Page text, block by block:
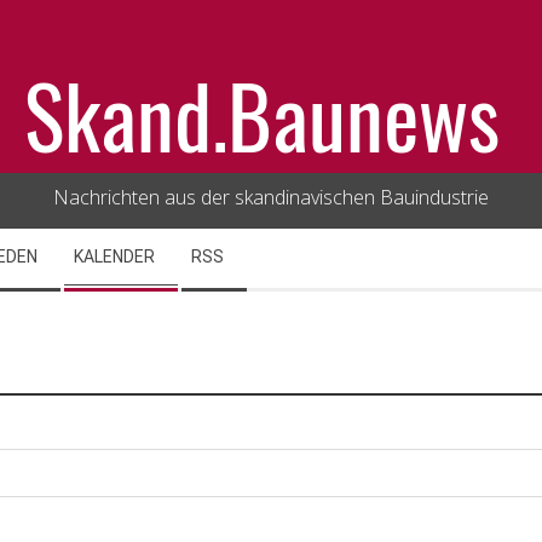
Skand.Baunews
Nachrichten aus der skandinavischen Bauindustrie
KALENDER RSS